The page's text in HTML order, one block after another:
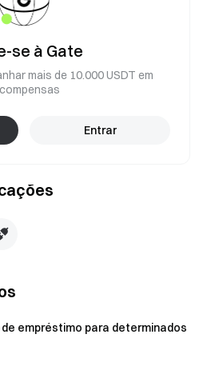
se à Gate
mais de 10.000 USDT em
Entrar
empréstimo para determinados